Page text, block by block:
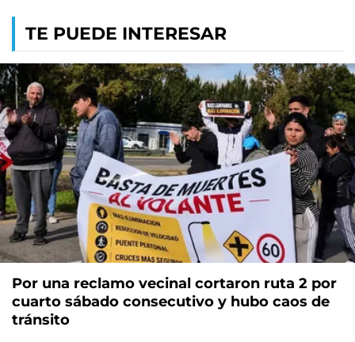
TE PUEDE INTERESAR
Por una reclamo vecinal cortaron ruta 2 por
cuarto sábado consecutivo y hubo caos de
tránsito